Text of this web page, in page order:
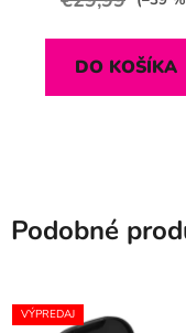
DO KOŠÍKA
Podobné
VÝPREDAJ